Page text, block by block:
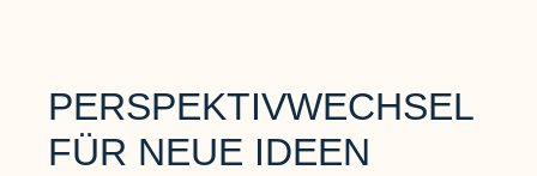
PERSPEKTIVWECHSEL
FÜR NEUE IDEEN